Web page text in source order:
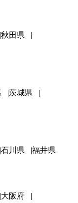
秋田県
茨城県
石川県 福井県
大阪府